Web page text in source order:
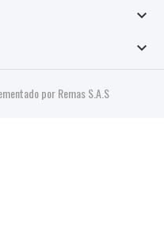


por Remas S.A.S